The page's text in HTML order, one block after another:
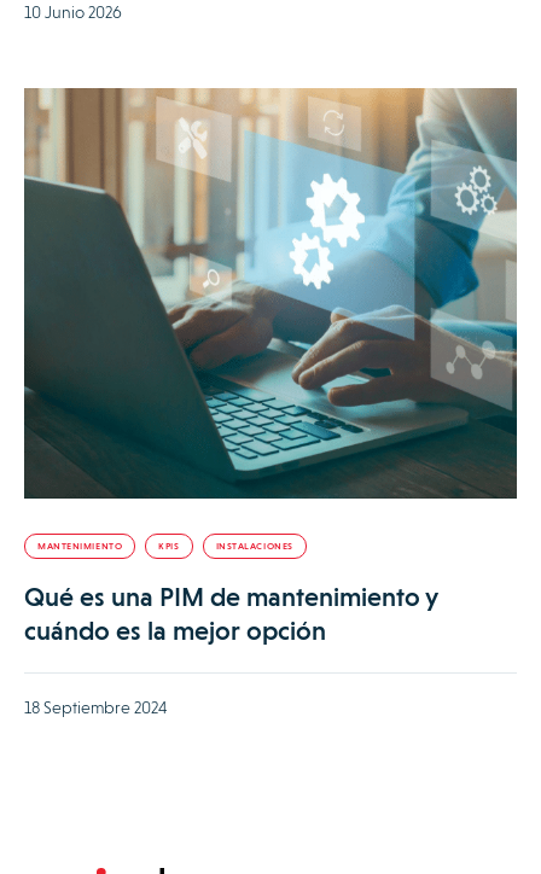
10 Junio 2026
MANTENIMIENTO KPIS INSTALACIONES
Qué es una PIM de mantenimiento y
cuándo es la mejor opción
18 Septiembre 2024